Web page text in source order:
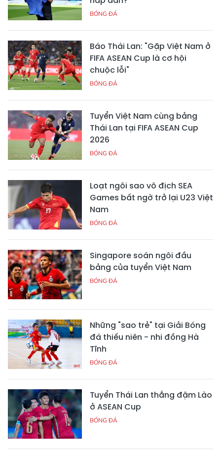
BÓNG ĐÁ
Báo Thái Lan: "Gặp Việt Nam ở
FIFA ASEAN Cup là cơ hội
chuộc lỗi"
BÓNG ĐÁ
Tuyển Việt Nam cùng bảng
Thái Lan tại FIFA ASEAN Cup
2026
BÓNG ĐÁ
Loạt ngôi sao vô địch SEA
Games bất ngờ trở lại U23 Việt
Nam
BÓNG ĐÁ
Singapore soán ngôi đầu
bảng của tuyển Việt Nam
BÓNG ĐÁ
Những "sao trẻ" tại Giải Bóng
đá thiếu niên - nhi đồng Hà
Tĩnh
BÓNG ĐÁ
Tuyển Thái Lan thắng đậm Lào
ở ASEAN Cup
BÓNG ĐÁ